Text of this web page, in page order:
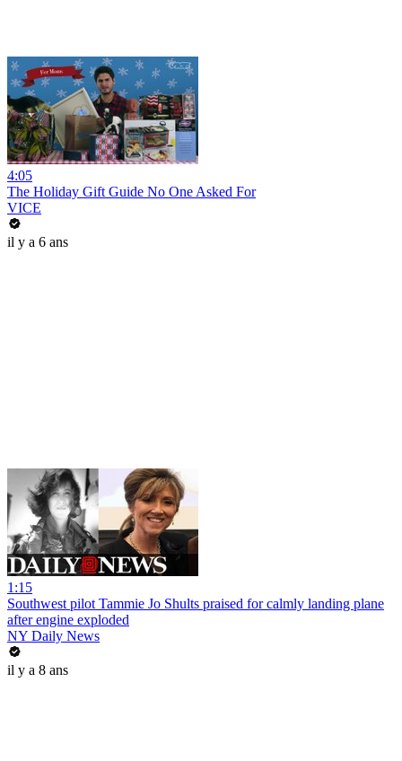
4:05
The Holiday Gift Guide No One Asked For
VICE
il y a 6 ans
1:15
Southwest pilot Tammie Jo Shults praised for calmly landing plane
after engine exploded
NY Daily News
il y a 8 ans